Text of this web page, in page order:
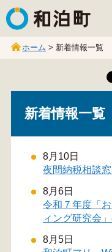
和泊町
ホーム > 新着情報一覧
新着情報一覧
8月10日
夜間納税相談
8月6日
令和７年度「
ィング研究会
8月5日